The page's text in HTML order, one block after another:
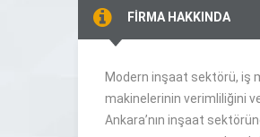
FİRMA HAKKINDA
Modern inşaat sektörü, iş
makinelerinin verimliliğini ve
Ankara’nın inşaat